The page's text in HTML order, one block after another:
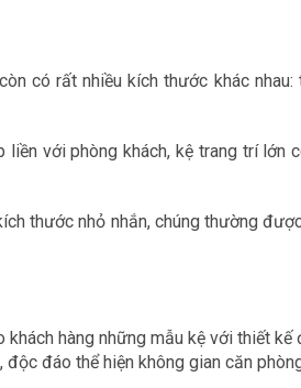
có rất nhiều kích thước khác
liền với phòng khách, kệ trang trí
thước nhỏ nhắn, chúng thường
hàng những mẫu kệ với thiết
đáo thể hiện không gian căn